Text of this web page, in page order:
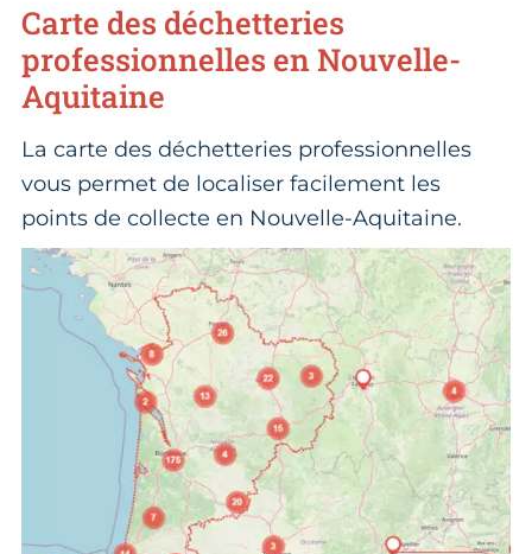
Carte des déchetteries
professionnelles en Nouvelle-
Aquitaine
La carte des déchetteries professionnelles
vous permet de localiser facilement les
points de collecte en Nouvelle-Aquitaine.